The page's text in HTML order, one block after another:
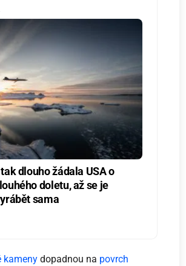
dlouho žádala USA o
doletu, až se je
sama
kameny dopadnou na povrch